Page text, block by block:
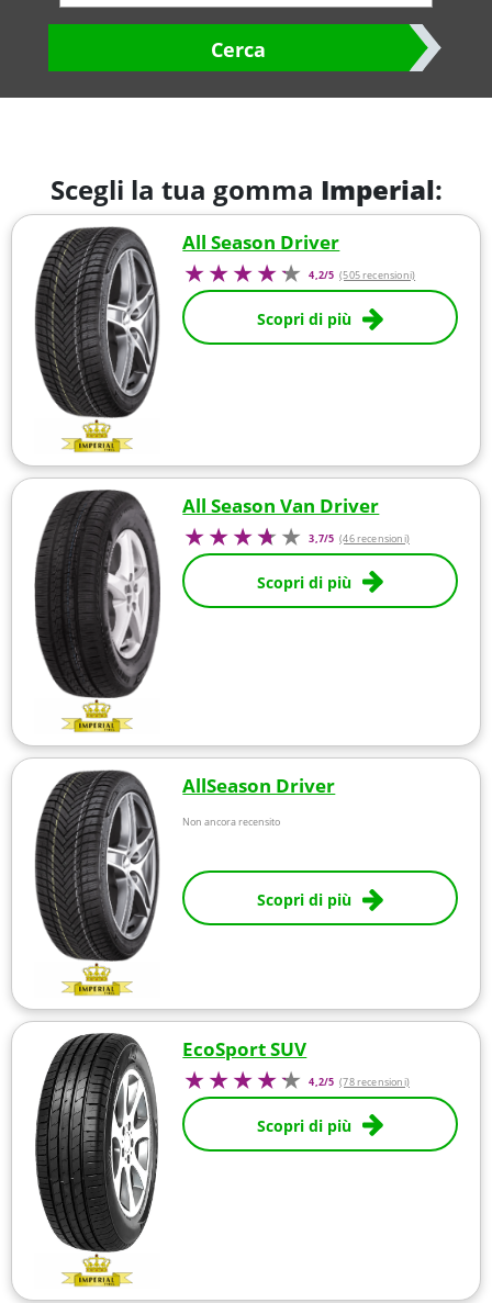
Cerca
Scegli la tua gomma Imperial:
All Season Driver
4,2/5 (505 recensioni)
Scopri di più
All Season Van Driver
3,7/5 (46 recensioni)
Scopri di più
AllSeason Driver
Non ancora recensito
Scopri di più
EcoSport SUV
4,2/5 (78 recensioni)
Scopri di più